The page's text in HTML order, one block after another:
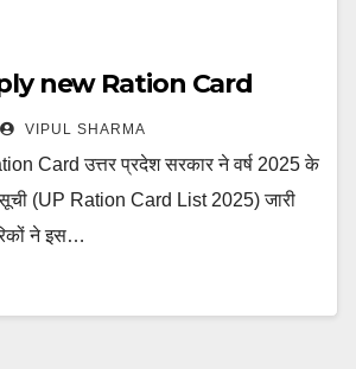
new Ration Card
VIPUL SHARMA
Card उत्तर प्रदेश सरकार ने वर्ष 2025 के
सूची (UP Ration Card List 2025) जारी
ने इस…